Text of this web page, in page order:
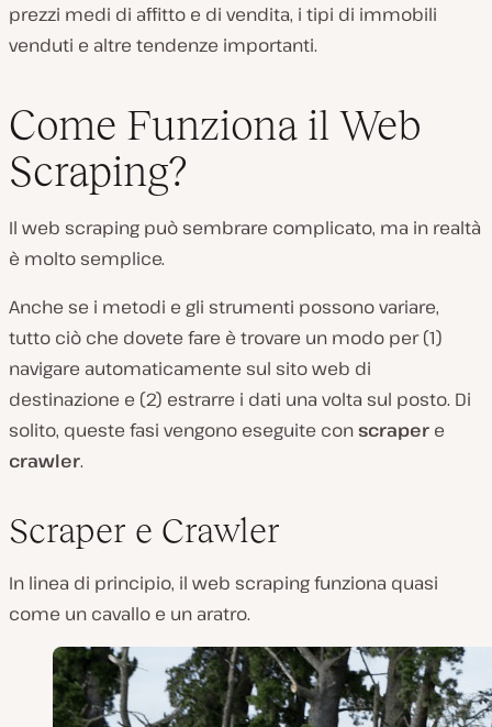
prezzi medi di affitto e di vendita, i tipi di immobili
venduti e altre tendenze importanti.
Come Funziona il Web
Scraping?
Il web scraping può sembrare complicato, ma in realtà
è molto semplice.
Anche se i metodi e gli strumenti possono variare,
tutto ciò che dovete fare è trovare un modo per (1)
navigare automaticamente sul sito web di
destinazione e (2) estrarre i dati una volta sul posto. Di
solito, queste fasi vengono eseguite conscraper e
crawler.
Scraper e Crawler
In linea di principio, il web scraping funziona quasi
come un cavallo e un aratro.